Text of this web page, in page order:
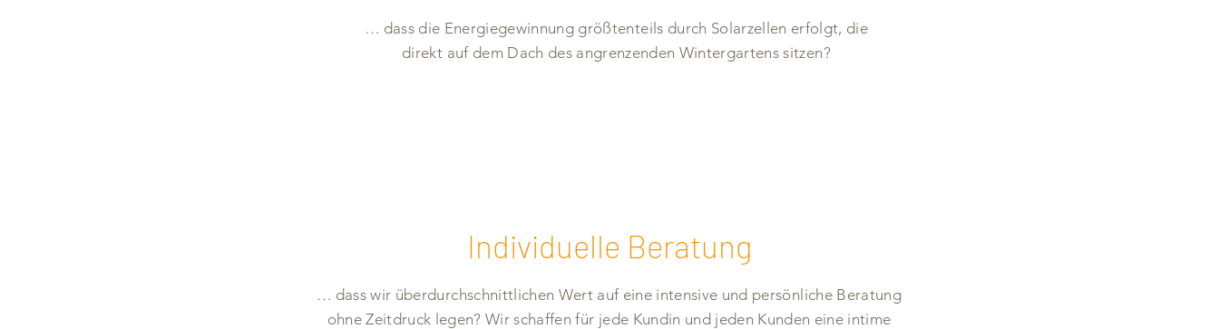
… dass die Energiegewinnung größtenteils durch ­Solarzellen erfolgt, die
direkt auf dem Dach des angrenzenden Wintergartens sitzen?
Individuelle Beratung
… dass wir überdurchschnittlichen Wert auf eine intensive und ­persönliche Beratung
ohne Zeitdruck legen? Wir schaffen für jede ­Kundin und jeden Kunden eine intime